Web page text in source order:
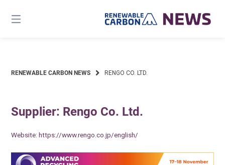
content
RENEWABLE CARBON NEWS RENGO CO. LTD.
Supplier: Rengo Co. Ltd.
Website:https://www.rengo.co.jp/english/